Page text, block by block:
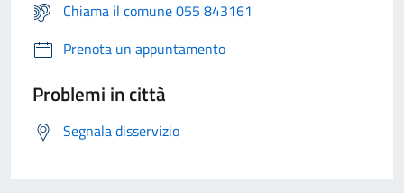
Chiama il comune 055 843161
Prenota un appuntamento
Problemi in città
Segnala disservizio